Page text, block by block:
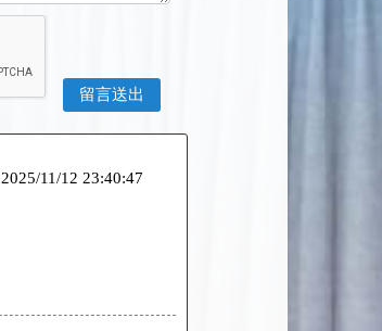
2025/11/12 23:40:47